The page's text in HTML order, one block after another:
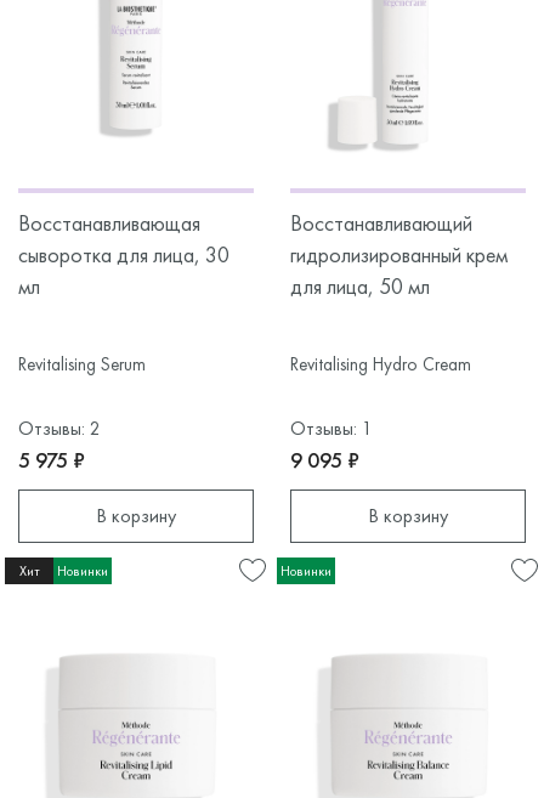
Восстанавливающая
сыворотка для лица, 30
мл
Revitalising Serum
Отзывы: 2
5 975 ₽
В корзину
Восстанавливающий
гидролизированный крем
для лица, 50 мл
Revitalising Hydro Cream
Отзывы: 1
9 095 ₽
В корзину
Хит Новинки Новинки